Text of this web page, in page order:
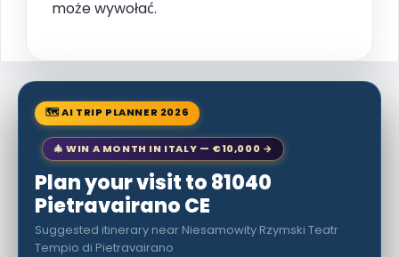
może wywołać.
🗺 AI TRIP PLANNER 2026
🎄 WIN A MONTH IN ITALY — €10,000 →
Plan your visit to 81040
Pietravairano CE
Suggested itinerary near Niesamowity Rzymski Teatr
Tempio di Pietravairano